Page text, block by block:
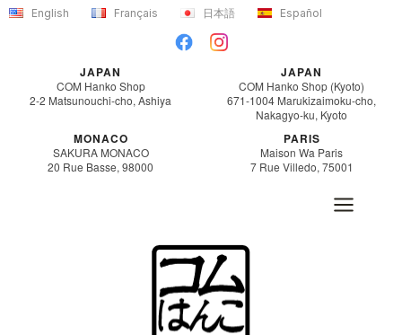
内
English Français 日本語 Español
JAPAN
COM Hanko Shop
2-2 Matsunouchi-cho, Ashiya
JAPAN
COM Hanko Shop (Kyoto)
671-1004 Marukizaimoku-cho,
Nakagyo-ku, Kyoto
MONACO
SAKURA MONACO
20 Rue Basse, 98000
PARIS
Maison Wa Paris
7 Rue Villedo, 75001